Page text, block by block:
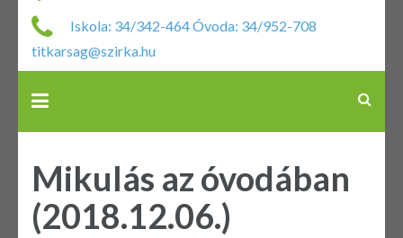
Iskola: 34/342-464 Óvoda: 34/952-708
titkarsag@szirka.hu
Mikulás az óvodában
(2018.12.06.)